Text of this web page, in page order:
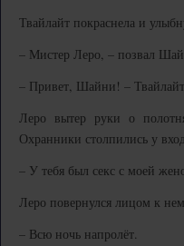
Твайлайт покраснела и
– Мистер Леро, – позвал
– Привет, Шайни! –
Леро вытер руки о
Охранники столпились у
– У тебя был секс с моей
Леро повернулся лицом к
– Всю ночь напролёт.